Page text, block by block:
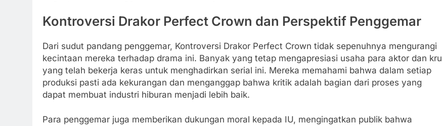
Kontroversi Drakor Perfect Crown dan Perspektif Penggemar
Dari sudut pandang penggemar, Kontroversi Drakor Perfect Crown tidak sepenuhnya mengurangi
kecintaan mereka terhadap drama ini. Banyak yang tetap mengapresiasi usaha para aktor dan kru
yang telah bekerja keras untuk menghadirkan serial ini. Mereka memahami bahwa dalam setiap
produksi pasti ada kekurangan dan menganggap bahwa kritik adalah bagian dari proses yang
dapat membuat industri hiburan menjadi lebih baik.
Para penggemar juga memberikan dukungan moral kepada IU, mengingatkan publik bahwa